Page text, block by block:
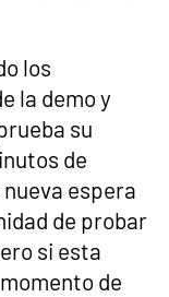
los
la demo y
su
de
espera
de probar
si esta
de